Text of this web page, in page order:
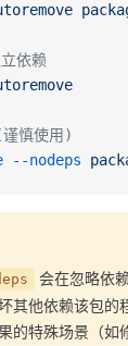
依赖
慎使用)
--nodeps
会在忽略依
其他依赖该包的
的特殊场景（如